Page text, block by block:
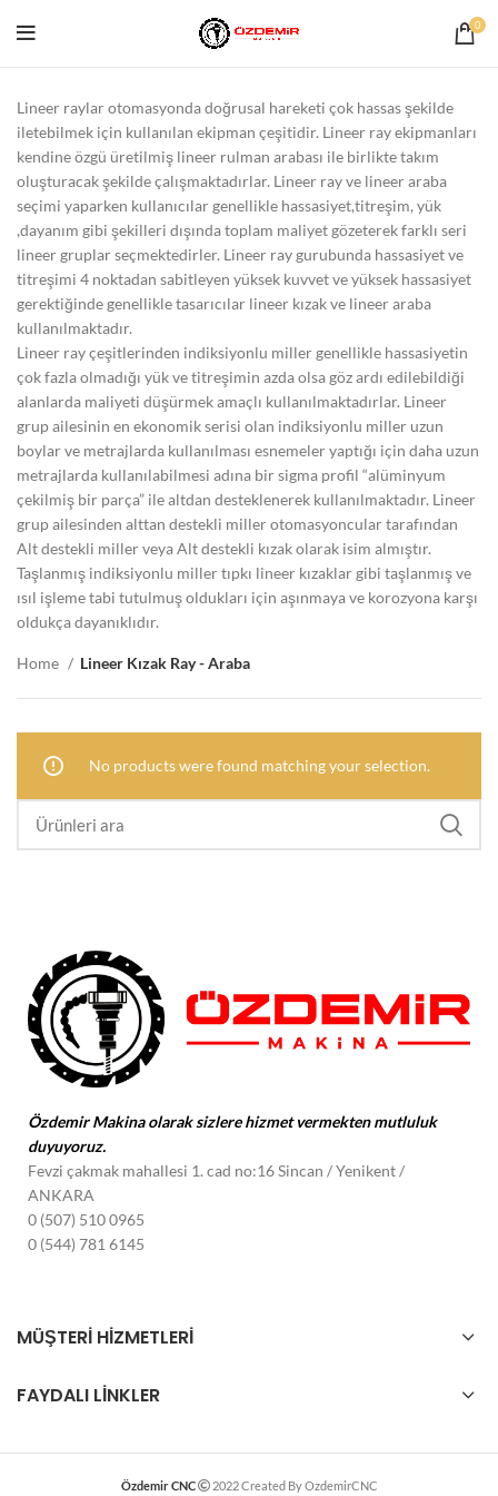
0
Lineer raylar otomasyonda doğrusal hareketi çok hassas şekilde
iletebilmek için kullanılan ekipman çeşitidir. Lineer ray ekipmanları
kendine özgü üretilmiş lineer rulman arabası ile birlikte takım
oluşturacak şekilde çalışmaktadırlar. Lineer ray ve lineer araba
seçimi yaparken kullanıcılar genellikle hassasiyet,titreşim, yük
,dayanım gibi şekilleri dışında toplam maliyet gözeterek farklı seri
lineer gruplar seçmektedirler. Lineer ray gurubunda hassasiyet ve
titreşimi 4 noktadan sabitleyen yüksek kuvvet ve yüksek hassasiyet
gerektiğinde genellikle tasarıcılar lineer kızak ve lineer araba
kullanılmaktadır.
Lineer ray çeşitlerinden indiksiyonlu miller genellikle hassasiyetin
çok fazla olmadığı yük ve titreşimin azda olsa göz ardı edilebildiği
alanlarda maliyeti düşürmek amaçlı kullanılmaktadırlar. Lineer
grup ailesinin en ekonomik serisi olan indiksiyonlu miller uzun
boylar ve metrajlarda kullanılması esnemeler yaptığı için daha uzun
metrajlarda kullanılabilmesi adına bir sigma profil “alüminyum
çekilmiş bir parça” ile altdan desteklenerek kullanılmaktadır. Lineer
grup ailesinden alttan destekli miller otomasyoncular tarafından
Alt destekli miller veya Alt destekli kızak olarak isim almıştır.
Taşlanmış indiksiyonlu miller tıpkı lineer kızaklar gibi taşlanmış ve
ısıl işleme tabi tutulmuş oldukları için aşınmaya ve korozyona karşı
oldukça dayanıklıdır.
Home Lineer Kızak Ray - Araba
No products were found matching your selection.
Özdemir Makina olarak sizlere hizmet vermekten mutluluk
duyuyoruz.
Fevzi çakmak mahallesi 1. cad no:16 Sincan / Yenikent/
ANKARA
0 (507) 510 0965
0 (544) 781 6145
MÜŞTERI HİZMETLERI
FAYDALI LINKLER
Özdemir CNC 2022 Created By OzdemirCNC